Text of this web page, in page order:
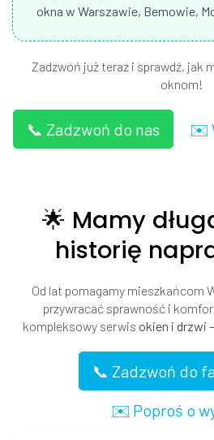
okna w Warszawie, Bemowie,
Zadzwoń już teraz i sprawdź, jak
oknom!
📞 Zadzwoń do nas ✉️
🌟 Mamy
historię
Od lat pomagamy mieszkańcom
przywracać sprawność i
kompleksowy serwis okien i drzwi
📞 Zadzwoń do
✉️ Poproś o